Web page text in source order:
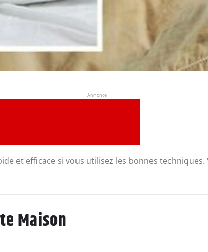
Annonce
et efficace si vous utilisez les bonnes
Maison